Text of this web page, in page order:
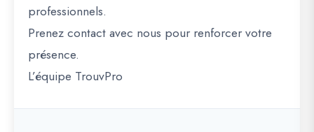
professionnels.
Prenez contact avec nous pour renforcer votre
présence.
L’équipe TrouvPro